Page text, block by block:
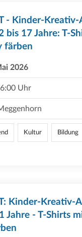
- Kinder-Kreativ-
bis 17 Jahre: T-
färben
2026
Uhr
Kultur Bildung
Kinder-Kreativ-
Jahre - T-Shirts